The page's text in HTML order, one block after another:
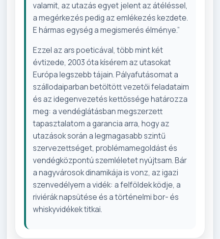
valamit, az utazás egyet jelent az átéléssel,
a megérkezés pedig az emlékezés kezdete.
E hármas egység a megismerés élménye.”
Ezzel az ars poeticával, több mint két
évtizede, 2003 óta kísérem az utasokat
Európa legszebb tájain. Pályafutásomat a
szállodaiparban betöltött vezetői feladataim
és az idegenvezetés kettőssége határozza
meg: a vendéglátásban megszerzett
tapasztalatom a garancia arra, hogy az
utazások során a legmagasabb szintű
szervezettséget, problémamegoldást és
vendégközpontú szemléletet nyújtsam. Bár
a nagyvárosok dinamikája is vonz, az igazi
szenvedélyem a vidék: a felföldek ködje, a
riviérák napsütése és a történelmi bor- és
whiskyvidékek titkai.